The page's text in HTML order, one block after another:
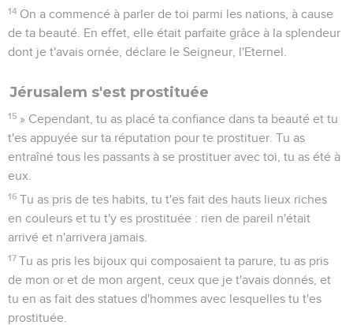
14 On a commencé à parler de toi parmi les nations, à cause
de ta beauté. En effet, elle était parfaite grâce à la splendeur
dont je t'avais ornée, déclare le Seigneur, l'Eternel.
Jérusalem s'est prostituée
15 » Cependant, tu as placé ta confiance dans ta beauté et tu
t'es appuyée sur ta réputation pour te prostituer. Tu as
entraîné tous les passants à se prostituer avec toi, tu as été à
eux.
16 Tu as pris de tes habits, tu t'es fait des hauts lieux riches
en couleurs et tu t'y es prostituée : rien de pareil n'était
arrivé et n'arrivera jamais.
17 Tu as pris les bijoux qui composaient ta parure, tu as pris
de mon or et de mon argent, ceux que je t'avais donnés, et
tu en as fait des statues d'hommes avec lesquelles tu t'es
prostituée.